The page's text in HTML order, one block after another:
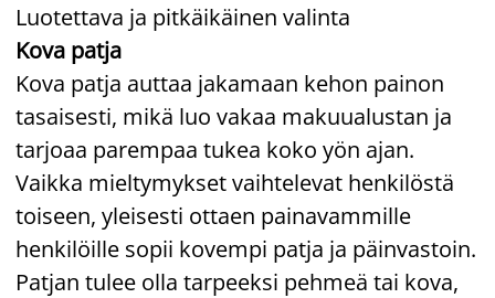
Luotettava ja pitkäikäinen valinta
Kova patja
Kova patja auttaa jakamaan kehon painon
tasaisesti, mikä luo vakaa makuualustan ja
tarjoaa parempaa tukea koko yön ajan.
Vaikka mieltymykset vaihtelevat henkilöstä
toiseen, yleisesti ottaen painavammille
henkilöille sopii kovempi patja ja päinvastoin.
Patjan tulee olla tarpeeksi pehmeä tai kova,